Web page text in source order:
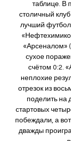
таблице. В
столичный
лучший
«Арсеналом»
сухое
счётом 0:2.
неплохие
отрезок из
поделить на
стартовых
побеждали, а
дважды